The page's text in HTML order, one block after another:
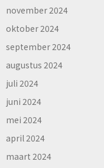
november 2024
oktober 2024
september 2024
augustus 2024
juli 2024
juni 2024
mei 2024
april 2024
maart 2024